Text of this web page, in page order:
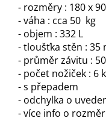
- rozměry : 180 x
- váha : cca 50 kg
- objem : 332 L
- tloušťka stěn : 35
- průměr závitu :
- počet nožiček : 6
- s přepadem
- odchylka o
- více info o